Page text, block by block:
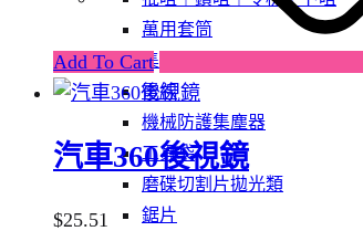
萬用套筒
集塵
電線
機械防護集塵器
工具袋
磨碟切割片拋光類
鋸片
Add To Cart
multiple
variants.
The
options
may
be
chosen
汽車360後視鏡
$25.51